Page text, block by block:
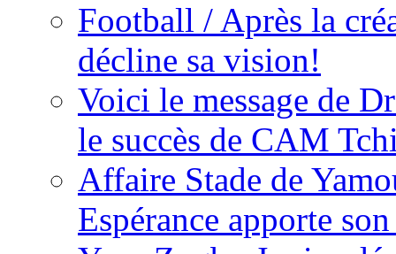
Football / Après la
décline sa vision!
Voici le message de
le succès de CAM
Affaire Stade de
Espérance apporte